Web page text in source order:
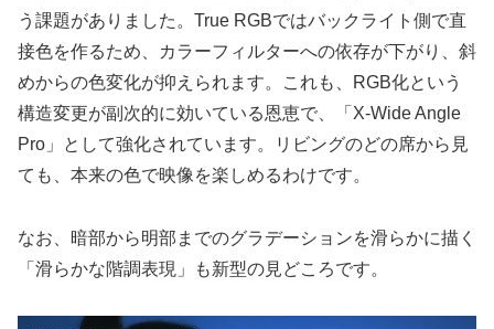
う課題がありました。True RGBではバックライト側で直
接色を作るため、カラーフィルターへの依存が下がり、斜
めからの色変化が抑えられます。これも、RGB化という
構造変更が副次的に効いている恩恵で、「X-Wide Angle
Pro」として強化されています。リビングのどの席から見
ても、本来の色で映像を楽しめるわけです。
なお、暗部から明部までのグラデーションを滑らかに描く
「滑らかな階調表現」も新型の見どころです。